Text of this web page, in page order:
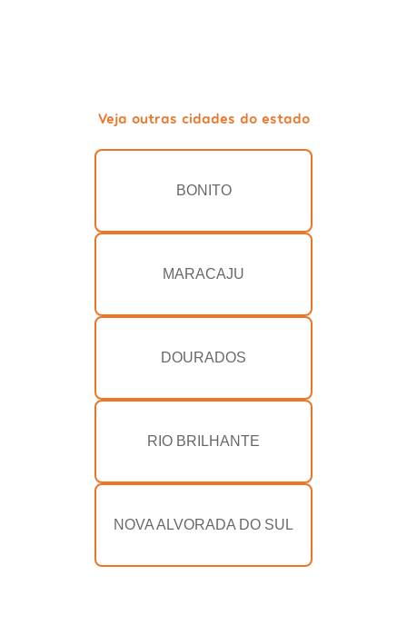
Veja outras cidades do estado
BONITO
MARACAJU
DOURADOS
RIO BRILHANTE
NOVA ALVORADA DO SUL